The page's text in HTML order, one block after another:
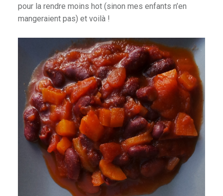
pour la rendre moins hot (sinon mes enfants n’en
mangeraient pas) et voilà !